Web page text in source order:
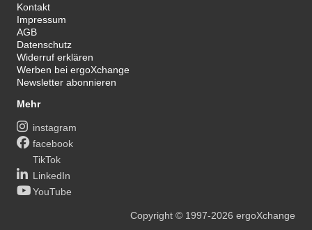
Kontakt
Impressum
AGB
Datenschutz
Widerruf erklären
Werben bei ergoXchange
Newsletter abonnieren
Mehr
instagram
facebook
TikTok
LinkedIn
YouTube
Copyright© 1997-2026 ergoXchange